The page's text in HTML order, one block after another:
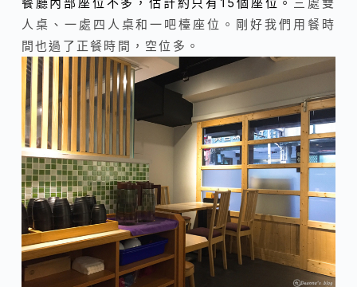
人桌、一處四人桌和一吧檯座位。剛好我們用餐時
間也過了正餐時間，空位多。